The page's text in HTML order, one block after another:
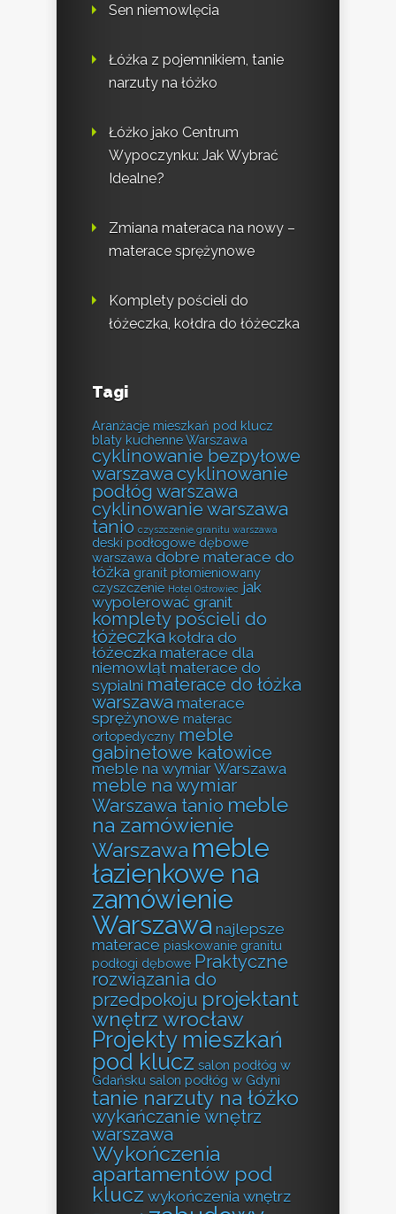
Sen niemowlęcia
Łóżka z pojemnikiem, tanie
narzuty na łóżko
Łóżko jako Centrum
Wypoczynku: Jak Wybrać
Idealne?
Zmiana materaca na nowy –
materace sprężynowe
Komplety pościeli do
łóżeczka, kołdra do łóżeczka
Tagi
Aranżacje mieszkań pod klucz
blaty kuchenne Warszawa
cyklinowanie bezpyłowe
warszawa cyklinowanie
podłóg warszawa
cyklinowanie warszawa
tanio czyszczenie granitu warszawa
deski podłogowe dębowe
warszawa dobre materace do
łóżka granit płomieniowany
czyszczenie Hotel Ostrowiec jak
wypolerować granit
komplety pościeli do
łóżeczka kołdra do
łóżeczka materace dla
niemowląt materace do
sypialni materace do łóżka
warszawa materace
sprężynowe materac
ortopedyczny meble
gabinetowe katowice
meble na wymiar Warszawa
meble na wymiar
Warszawa tanio meble
na zamówienie
Warszawa meble
łazienkowe na
zamówienie
Warszawa najlepsze
materace piaskowanie granitu
podłogi dębowe Praktyczne
rozwiązania do
przedpokoju projektant
wnętrz wrocław
Projekty mieszkań
pod klucz salon podłóg w
Gdańsku salon podłóg w Gdyni
tanie narzuty na łóżko
wykańczanie wnętrz
warszawa
Wykończenia
apartamentów pod
klucz wykończenia wnętrz